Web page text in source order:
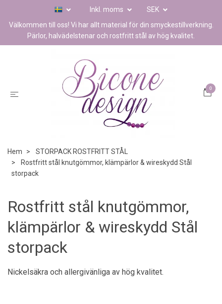
Inkl. moms
SEK
Välkommen till oss! Vi har allt material för din smyckestillverkning.
Pärlor, halvädelstenar och rostfritt stål av hög kvalitet.
0
Hem
STORPACK ROSTFRITT STÅL
Rostfritt stål knutgömmor, klämpärlor & wireskydd Stål
storpack
Rostfritt stål knutgömmor,
klämpärlor & wireskydd Stål
storpack
Nickelsäkra och allergivänliga av hög kvalitet.